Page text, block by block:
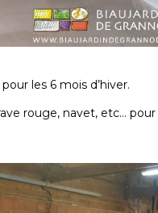
les 6 mois d’hiver.
rouge, navet, etc… pour